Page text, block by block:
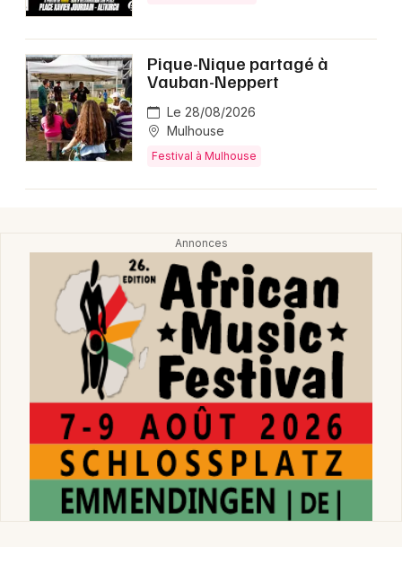
Mon email
Je m'abonne
Pique-Nique partagé à
Vauban-Neppert
Le 28/08/2026
Mulhouse
Festival à Mulhouse